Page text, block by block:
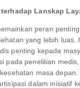
Lanskap
peran
yang lebih luas.
penting kepada
pada penelitian
masa
dalam inisiatif